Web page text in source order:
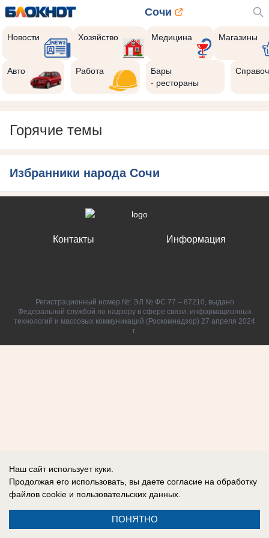
Сочи
Новости Хозяйство Медицина Магазины
Авто Работа
Бары
- рестораны
Горячие темы
Избранники народа Сочи
Контакты Информация
Регистрационный номер №: ЭЛ № ФС 77 – 87210, выдано
Федеральной службой по надзору в сфере связи, информационных
технологий и массовых коммуникаций (Роскомнадзор) 27 апреля 2024
г.
Наш сайт использует куки.
Продолжая его использовать, вы даете согласие на обработку
файлов cookie и пользовательских данных.
ПОНЯТНО